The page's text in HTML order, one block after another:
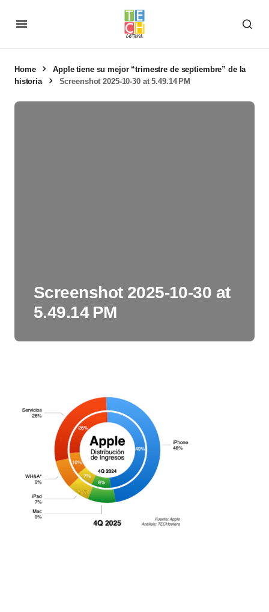
Home
Apple tiene su mejor “trimestre de septiembre” de la
historia
Screenshot 2025-10-30 at 5.49.14 PM
Screenshot 2025-10-30 at
5.49.14 PM